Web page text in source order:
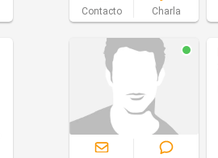
Contacto Charla